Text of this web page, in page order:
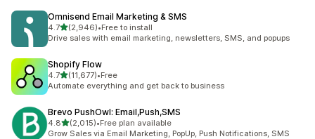
Omnisend Email Marketing & SMS
4.7별 5개 중
(2,946)
총 리뷰 2946개
•Free to install
Drive sales with email marketing, newsletters, SMS, and popups
Shopify Flow
4.7별 5개 중
(11,677)
총 리뷰 11677개
•Free
Automate everything and get back to business
Brevo PushOwl: Email,Push,SMS
4.8별 5개 중
(2,015)
총 리뷰 2015개
•Free plan available
Grow Sales via Email Marketing, PopUp, Push Notifications, SMS